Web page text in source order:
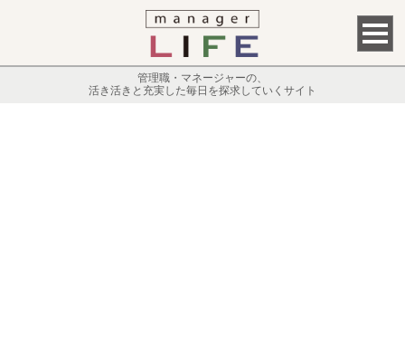
管理職・マネージャーの、
活き活きと充実した毎日を探求していくサイト